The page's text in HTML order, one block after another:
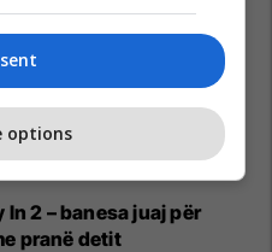
Reklamo këtu
In 2 – banesa juaj për
pranë detit
options